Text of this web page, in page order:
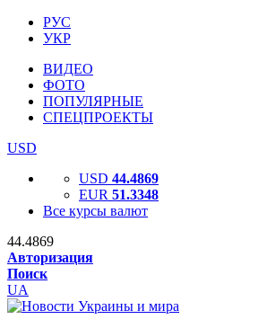
РУС
УКР
ВИДЕО
ФОТО
ПОПУЛЯРНЫЕ
СПЕЦПРОЕКТЫ
USD
USD 44.4869
EUR 51.3348
Все курсы валют
44.4869
Авторизация
Поиск
UA